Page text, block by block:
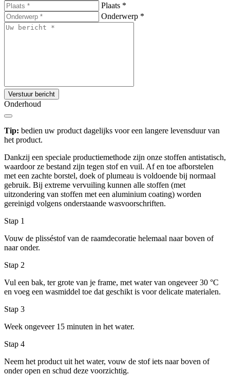
Plaats *
Onderwerp *
Verstuur bericht
Onderhoud
Tip: bedien uw product dagelijks voor een langere levensduur van
het product.
Dankzij een speciale productiemethode zijn onze stoffen antistatisch,
waardoor ze bestand zijn tegen stof en vuil. Af en toe afborstelen
met een zachte borstel, doek of plumeau is voldoende bij normaal
gebruik. Bij extreme vervuiling kunnen alle stoffen (met
uitzondering van stoffen met een aluminium coating) worden
gereinigd volgens onderstaande wasvoorschriften.
Stap 1
Vouw de plisséstof van de raamdecoratie helemaal naar boven of
naar onder.
Stap 2
Vul een bak, ter grote van je frame, met water van ongeveer 30 °C
en voeg een wasmiddel toe dat geschikt is voor delicate materialen.
Stap 3
Week ongeveer 15 minuten in het water.
Stap 4
Neem het product uit het water, vouw de stof iets naar boven of
onder open en schud deze voorzichtig.